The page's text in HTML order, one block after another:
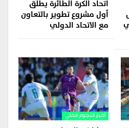
اتحاد الكرة الطائرة يطلق
أول مشروع تطوير بالتعاون
مع الاتحاد الدولي
أخبار النجوم محلي